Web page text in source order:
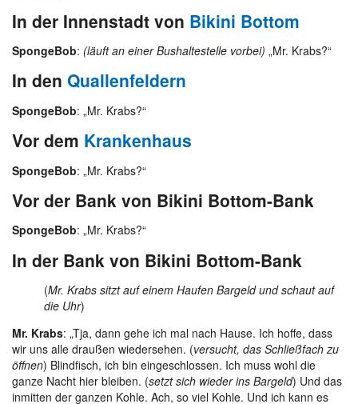
In der Innenstadt von Bikini Bottom
SpongeBob: (läuft an einer Bushaltestelle vorbei) „Mr. Krabs?“
In den Quallenfeldern
SpongeBob: „Mr. Krabs?“
Vor dem Krankenhaus
SpongeBob: „Mr. Krabs?“
Vor der Bank von Bikini Bottom-Bank
SpongeBob: „Mr. Krabs?“
In der Bank von Bikini Bottom-Bank
(Mr. Krabs sitzt auf einem Haufen Bargeld und schaut auf
die Uhr)
Mr. Krabs: „Tja, dann gehe ich mal nach Hause. Ich hoffe, dass
wir uns alle draußen wiedersehen. (versucht, das Schließfach zu
öffnen) Blindfisch, ich bin eingeschlossen. Ich muss wohl die
ganze Nacht hier bleiben. (setzt sich wieder ins Bargeld) Und das
inmitten der ganzen Kohle. Ach, so viel Kohle. Und ich kann es